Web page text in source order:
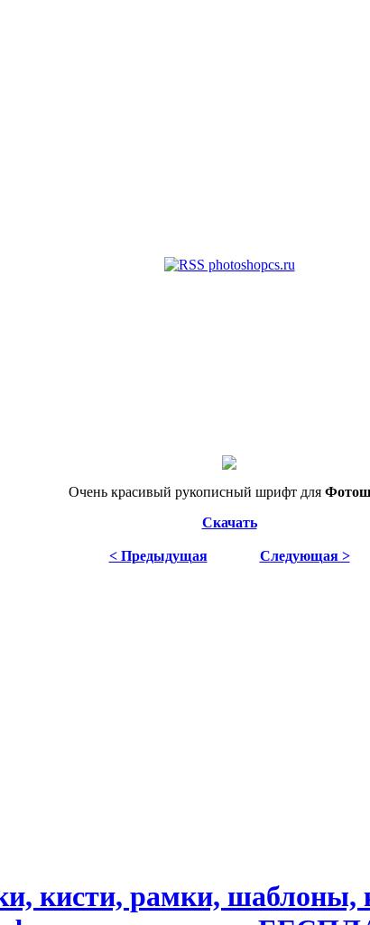
Очень красивый рукописный шрифт для
Скачать
< Предыдущая Следующая >
кисти, рамки,